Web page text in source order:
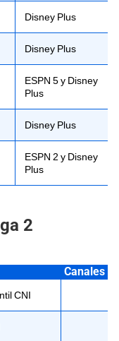
Disney Plus
Disney Plus
ESPN 5 y Disney
Plus
Disney Plus
ESPN 2 y Disney
Plus
2
Canales
CNI